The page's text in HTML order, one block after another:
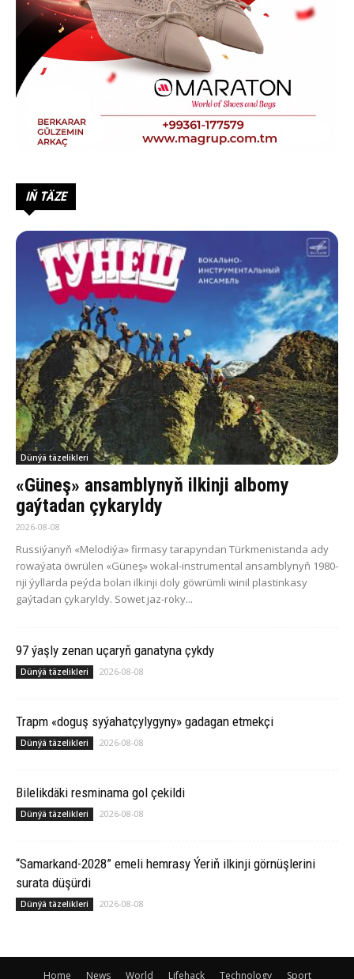
IŇ TÄZE
Dünýä täzelikleri
«Güneş» ansamblynyň ilkinji albomy
gaýtadan çykaryldy
2026-08-08
Russiýanyň «Melodiýa» firmasy tarapyndan Türkmenistanda ady
rowaýata öwrülen «Güneş» wokal-instrumental ansamblynyň 1980-
nji ýyllarda peýda bolan ilkinji doly göwrümli winil plastinkasy
gaýtadan çykaryldy. Sowet jaz-roky...
97 ýaşly zenan uçaryň ganatyna çykdy
Dünýä täzelikleri 2026-08-08
Trapm «doguş syýahatçylygyny» gadagan etmekçi
Dünýä täzelikleri 2026-08-08
Bilelikdäki resminama gol çekildi
Dünýä täzelikleri 2026-08-08
“Samarkand-2028” emeli hemrasy Ýeriň ilkinji görnüşlerini
surata düşürdi
Dünýä täzelikleri 2026-08-08
Home News World Lifehack Technology Sport